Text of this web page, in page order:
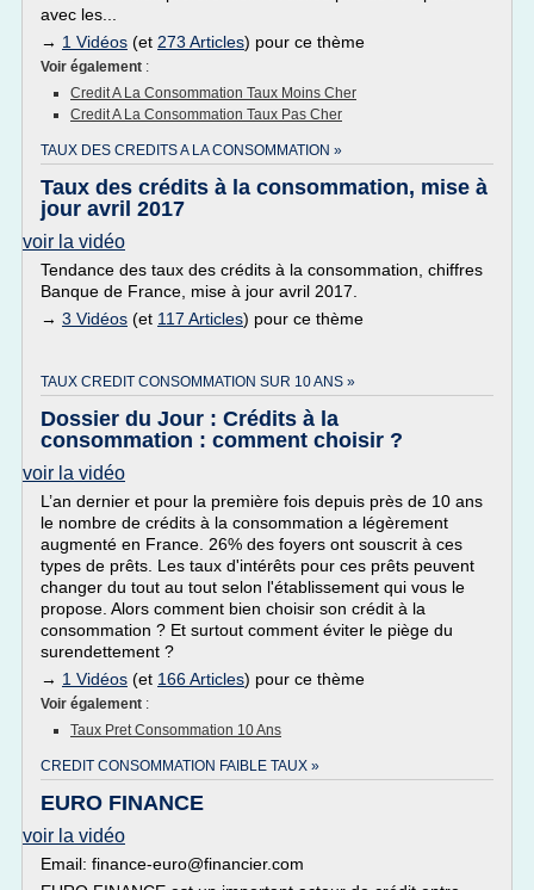
avec les...
→ 1 Vidéos (et 273 Articles) pour ce thème
Voir également :
Credit A La Consommation Taux Moins Cher
Credit A La Consommation Taux Pas Cher
TAUX DES CREDITS A LA CONSOMMATION »
Taux des crédits à la consommation, mise à
jour avril 2017
voir la vidéo
Tendance des taux des crédits à la consommation, chiffres
Banque de France, mise à jour avril 2017.
→ 3 Vidéos (et 117 Articles) pour ce thème
TAUX CREDIT CONSOMMATION SUR 10 ANS »
Dossier du Jour : Crédits à la
consommation : comment choisir ?
voir la vidéo
L’an dernier et pour la première fois depuis près de 10 ans
le nombre de crédits à la consommation a légèrement
augmenté en France. 26% des foyers ont souscrit à ces
types de prêts. Les taux d'intérêts pour ces prêts peuvent
changer du tout au tout selon l'établissement qui vous le
propose. Alors comment bien choisir son crédit à la
consommation ? Et surtout comment éviter le piège du
surendettement ?
→ 1 Vidéos (et 166 Articles) pour ce thème
Voir également :
Taux Pret Consommation 10 Ans
CREDIT CONSOMMATION FAIBLE TAUX »
EURO FINANCE
voir la vidéo
Email: finance-euro@financier.com